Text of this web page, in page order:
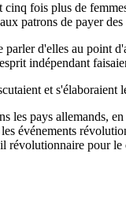
fois plus de
patrons de payer des
d'elles au point
indépendant
et s'élaboraient
pays allemands,
événements
pour le